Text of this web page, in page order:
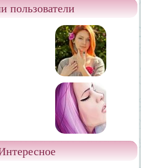
пользователи